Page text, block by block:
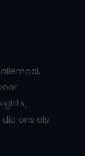
ons als